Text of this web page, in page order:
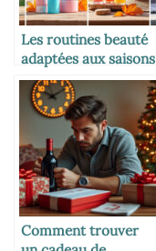
Les routines beauté
adaptées aux saisons
Comment trouver